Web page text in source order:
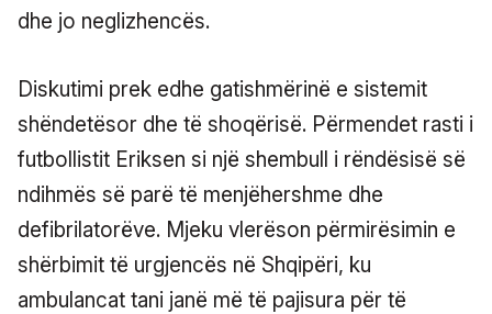
dhe jo neglizhencës.
Diskutimi prek edhe gatishmërinë e sistemit
shëndetësor dhe të shoqërisë. Përmendet rasti i
futbollistit Eriksen si një shembull i rëndësisë së
ndihmës së parë të menjëhershme dhe
defibrilatorëve. Mjeku vlerëson përmirësimin e
shërbimit të urgjencës në Shqipëri, ku
ambulancat tani janë më të pajisura për të